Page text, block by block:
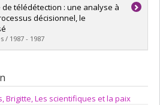
Papyrus
télédétection : une analyse à
décisionnel, le
/ 1987 - 1987
Papyrus
Brigitte, Les scientifiques et la paix